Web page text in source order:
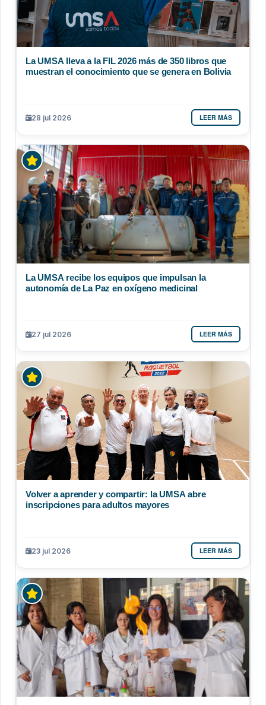
La UMSA lleva a la FIL 2026 más de 350 libros que
muestran el conocimiento que se genera en Bolivia
28 jul 2026 LEER MÁS
La UMSA recibe los equipos que impulsan la
autonomía de La Paz en oxígeno medicinal
27 jul 2026 LEER MÁS
Volver a aprender y compartir: la UMSA abre
inscripciones para adultos mayores
23 jul 2026 LEER MÁS